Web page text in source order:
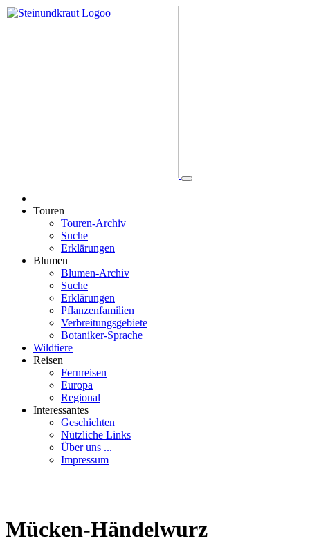
Touren
Touren-Archiv
Suche
Erklärungen
Blumen
Blumen-Archiv
Suche
Erklärungen
Pflanzenfamilien
Verbreitungsgebiete
Botaniker-Sprache
Wildtiere
Reisen
Fernreisen
Europa
Regional
Interessantes
Geschichten
Nützliche Links
Über uns ...
Impressum
Mücken-Händelwurz